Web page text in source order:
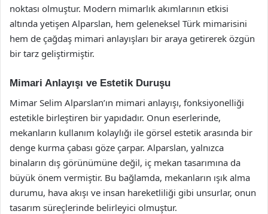
noktası olmuştur. Modern mimarlık akımlarının etkisi
altında yetişen Alparslan, hem geleneksel Türk mimarisini
hem de çağdaş mimari anlayışları bir araya getirerek özgün
bir tarz geliştirmiştir.
Mimari Anlayışı ve Estetik Duruşu
Mimar Selim Alparslan’ın mimari anlayışı, fonksiyonelliği
estetikle birleştiren bir yapıdadır. Onun eserlerinde,
mekanların kullanım kolaylığı ile görsel estetik arasında bir
denge kurma çabası göze çarpar. Alparslan, yalnızca
binaların dış görünümüne değil, iç mekan tasarımına da
büyük önem vermiştir. Bu bağlamda, mekanların ışık alma
durumu, hava akışı ve insan hareketliliği gibi unsurlar, onun
tasarım süreçlerinde belirleyici olmuştur.